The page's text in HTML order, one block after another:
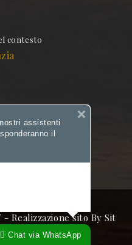
contesto
- Realizzazione sito By Sit
assistenti
il
Chat via WhatsApp